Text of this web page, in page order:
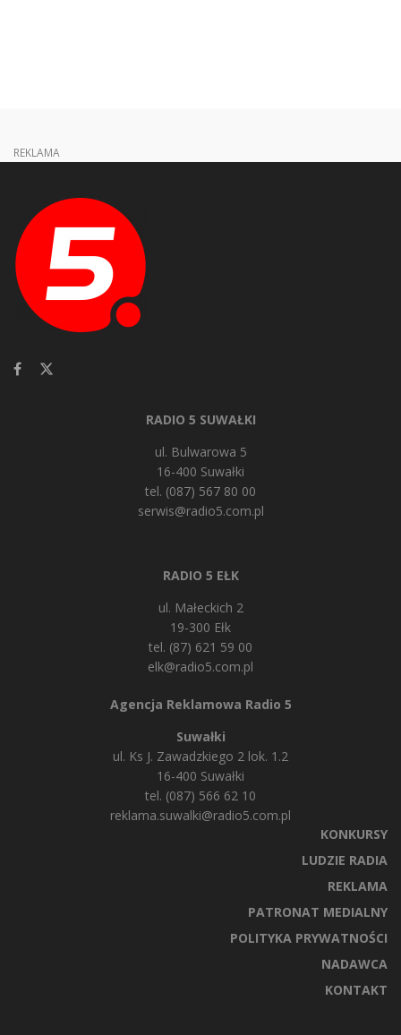
REKLAMA
RADIO 5 SUWAŁKI
ul. Bulwarowa 5
16-400 Suwałki
tel. (087) 567 80 00
serwis@radio5.com.pl
RADIO 5 EŁK
ul. Małeckich 2
19-300 Ełk
tel. (87) 621 59 00
elk@radio5.com.pl
Agencja Reklamowa Radio 5
Suwałki
ul. Ks J. Zawadzkiego 2 lok. 1.2
16-400 Suwałki
tel. (087) 566 62 10
reklama.suwalki@radio5.com.pl
KONKURSY
LUDZIE RADIA
REKLAMA
PATRONAT MEDIALNY
POLITYKA PRYWATNOŚCI
NADAWCA
KONTAKT